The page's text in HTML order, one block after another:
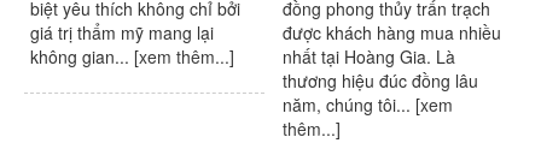
biệt yêu thích không chỉ bởi
giá trị thẩm mỹ mang lại
không gian... [xem thêm...]
đồng phong thủy trấn trạch
được khách hàng mua nhiều
nhất tại Hoàng Gia. Là
thương hiệu đúc đồng lâu
năm, chúng tôi... [xem
thêm...]